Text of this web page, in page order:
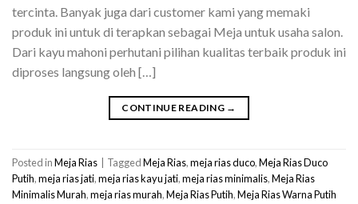
tercinta. Banyak juga dari customer kami yang memaki
produk ini untuk di terapkan sebagai Meja untuk usaha salon.
Dari kayu mahoni perhutani pilihan kualitas terbaik produk ini
diproses langsung oleh […]
CONTINUE READING →
Posted inMeja Rias TaggedMeja Rias,meja rias duco,Meja Rias Duco
Putih,meja rias jati,meja rias kayu jati,meja rias minimalis,Meja Rias
Minimalis Murah,meja rias murah,Meja Rias Putih,Meja Rias Warna Putih